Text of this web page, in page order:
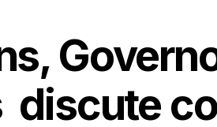
discute